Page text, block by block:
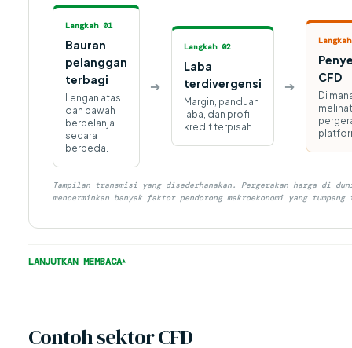
Langkah 01
Bauran
pelanggan
terbagi
Lengan atas
dan bawah
berbelanja
secara
berbeda.
➔
Langkah 02
Laba
terdivergensi
Margin, panduan
laba, dan profil
kredit terpisah.
➔
CFD
Di
melihat
Tampilan transmisi yang disederhanakan. Pergerakan harga di
mencerminkan banyak faktor pendorong makroekonomi yang
LANJUTKAN MEMBACA
Contoh sektor CFD